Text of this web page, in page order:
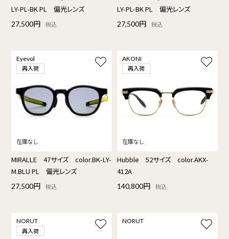
LY-PL-BK PL 偏光レンズ
27,500円 税込
LY-PL-BK PL 偏光レンズ
27,500円 税込
Eyevol
再入荷
MIRALLE 47サイズ color.BK-LY-
M.BLU PL 偏光レンズ
27,500円 税込
AKONI
再入荷
Hubble 52サイズ color.AKX-
412A
140,800円 税込
NORUT
再入荷
NORUT